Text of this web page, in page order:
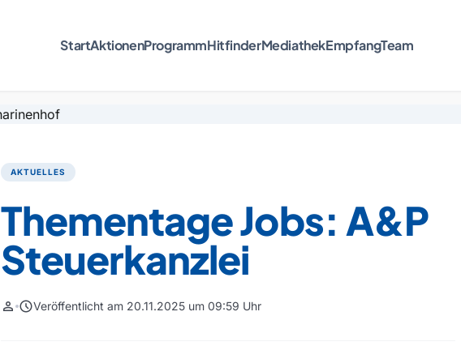
StartAktionenProgrammHitfinderMediathekEmpfangTeam
AKTUELLES
Thementage Jobs: A&P
Steuerkanzlei
person scheduleVeröffentlicht am 20.11.2025 um 09:59 Uhr